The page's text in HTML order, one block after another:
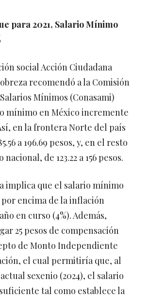
para 2021, Salario Mínimo
social Acción Ciudadana
recomendó a la Comisión
Mínimos (Conasami)
mínimo en México incremente
en la frontera Norte del país
a 196.69 pesos, y, en el resto
de 123.22 a 156 pesos.
implica que el salario mínimo
por encima de la inflación
en curso (4%). Además,
25 pesos de compensación
de Monto Independiente
el cual permitiría que, al
sexenio (2024), el salario
tal como establece la